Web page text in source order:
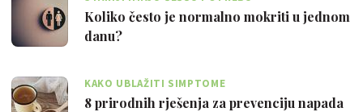
Koliko često je normalno mokriti u jednom
danu?
KAKO UBLAŽITI SIMPTOME
8 prirodnih rješenja za prevenciju napada